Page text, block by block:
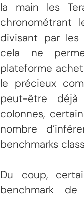
la main les
chronométrant
divisant par les
cela ne
plateforme
le précieux
peut-être
colonnes,
nombre
benchmarks
Du coup,
benchmark